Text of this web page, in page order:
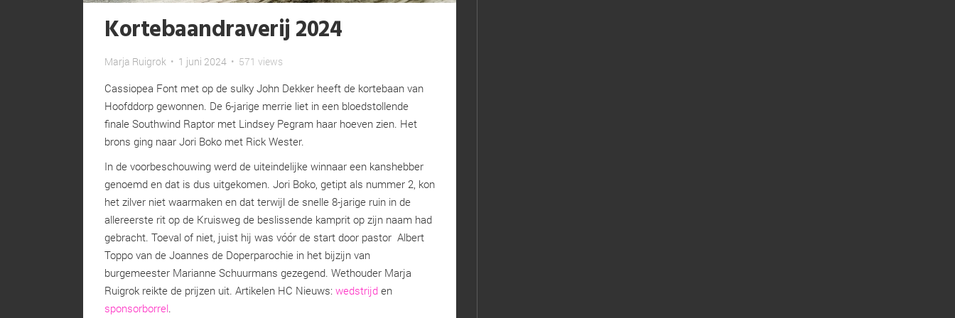
Kortebaandraverij 2024
Marja Ruigrok • 1 juni 2024 • 571 views
Cassiopea Font met op de sulky John Dekker heeft de kortebaan van
Hoofddorp gewonnen. De 6-jarige merrie liet in een bloedstollende
finale Southwind Raptor met Lindsey Pegram haar hoeven zien. Het
brons ging naar Jori Boko met Rick Wester.
In de voorbeschouwing werd de uiteindelijke winnaar een kanshebber
genoemd en dat is dus uitgekomen. Jori Boko, getipt als nummer 2, kon
het zilver niet waarmaken en dat terwijl de snelle 8-jarige ruin in de
allereerste rit op de Kruisweg de beslissende kamprit op zijn naam had
gebracht. Toeval of niet, juist hij was vóór de start door pastor Albert
Toppo van de Joannes de Doperparochie in het bijzijn van
burgemeester Marianne Schuurmans gezegend. Wethouder Marja
Ruigrok reikte de prijzen uit. Artikelen HC Nieuws: wedstrijd en
sponsorborrel.